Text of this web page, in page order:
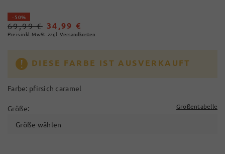
- 50%
69,99 € 34,99 €
Preis inkl. MwSt. zzgl. Versandkosten
DIESE FARBE IST AUSVERKAUFT
Farbe: pfirsich caramel
Größe: Größentabelle
Größe wählen